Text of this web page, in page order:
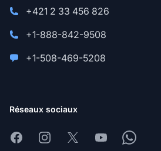
+421 2 33 456 826
+1-888-842-9508
+1-508-469-5208
Réseaux sociaux
FacebookInstagram
X YoutubeWhatsapp